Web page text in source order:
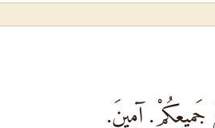
جَمِيعِكُمْ. آمِينَ.